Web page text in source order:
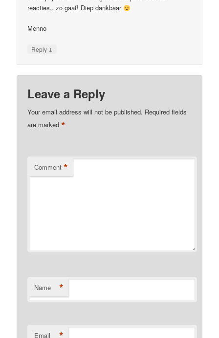
reacties.. zo gaaf! Diep dankbaar
Menno
Reply ↓
Leave a Reply
Your email address will not be published. Required fields
are marked*
Comment *
Name *
Email